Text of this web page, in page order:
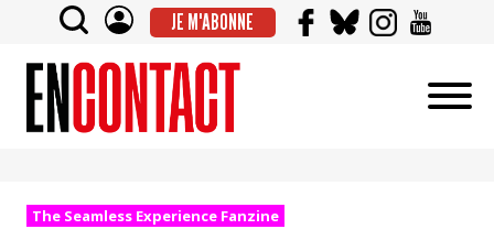
JE M'ABONNE
The Seamless Experience Fanzine